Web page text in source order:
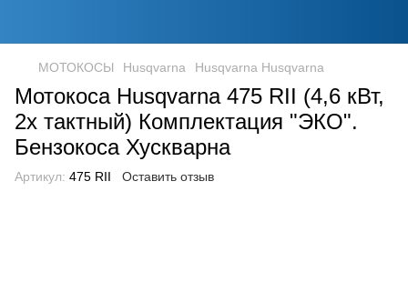
МОТОКОСЫ Husqvarna Husqvarna Husqvarna
Мотокоса Husqvarna 475 RII (4,6 кВт,
2х тактный) Комплектация "ЭКО".
Бензокоса Хускварна
Артикул: 475 RII Оставить отзыв